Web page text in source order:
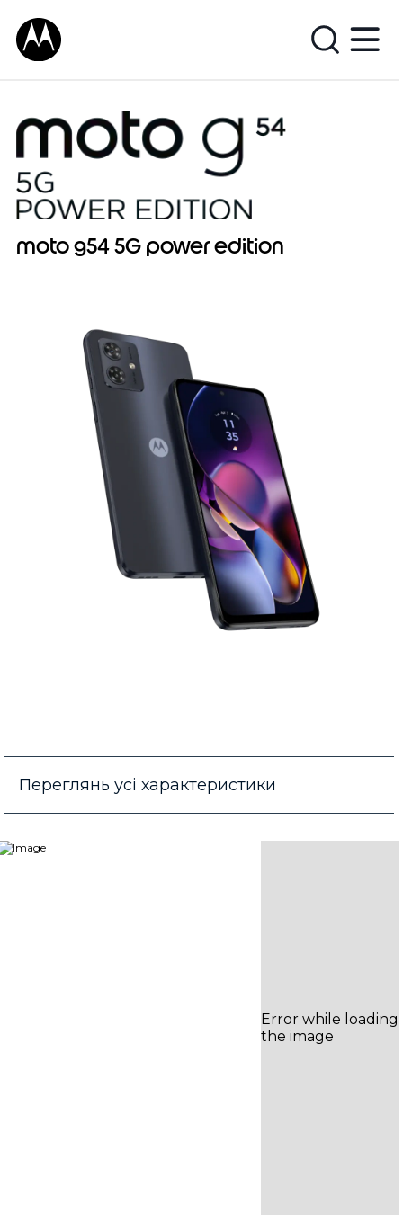
moto g54 5G power edition
Переглянь усі характеристики